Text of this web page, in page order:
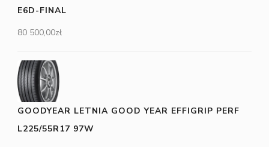
E6D-FINAL
80 500,00zł
GOODYEAR LETNIA GOOD YEAR EFFIGRIP PERF
L225/55R17 97W